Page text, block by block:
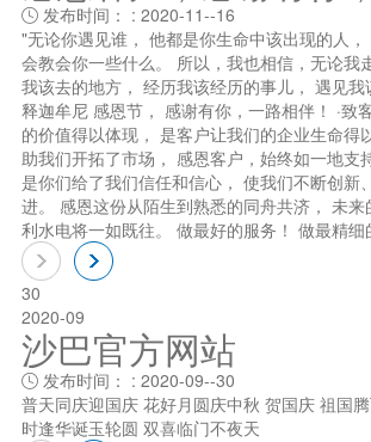
发布时间： : 2020-11--16
"无论你遇见谁， 他都是你生命中该出现的人
会教会你一些什么。 所以，我也相信，无论我
我该去的地方， 经历我该经历的事儿， 遇见
释迦牟尼 感恩节， 感谢有你，一路相伴！ ·致
的价值得以体现， 是客户让我们的企业生命得
助我们开拓了市场， 感恩客户，始终如一地支
是你们给了我们信任和信心， 使我们不断创新
进。 感恩这份从陌生到熟悉的同舟共济， 未
利水电将一如既往。 做最好的服务！ 做最精细
30
2020-09
沙巴官方网站
发布时间： : 2020-09--30
普天同庆迎国庆 花好月圆庆中秋 贺国庆 祖国
时逢华诞玉轮圆 双喜临门不夜天